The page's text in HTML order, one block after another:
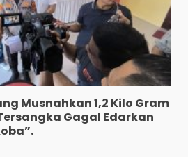
Musnahkan 1,2 Kilo Gram
Gagal Edarkan